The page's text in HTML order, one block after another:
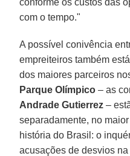
com o tempo."
A possível conivência
empreiteiros também
dos maiores parceiros
Parque Olímpico – as
Andrade Gutierrez –
separadamente, no
história do Brasil: o
acusações de desvios